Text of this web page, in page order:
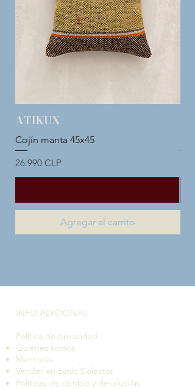
ATIKUX
Cojín manta 45x45
Precio
26.990 CLP
Agregar al carrito
INFO ADICIONAL​
Política de privacidad
Quiénes somos
Mentorías
Vender en Estilo Colector
Políticas de cambio y devolución